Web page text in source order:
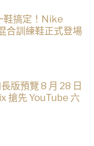
鞋搞定！Nike
合訓練鞋正式登場
長版預覽 8 月 28 日
搶先 YouTube 六